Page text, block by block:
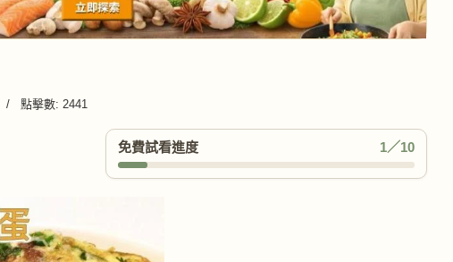
點擊數: 2441
免費試看進度 1／10